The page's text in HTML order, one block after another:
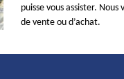
puisse vous assister.
de vente ou d’achat.